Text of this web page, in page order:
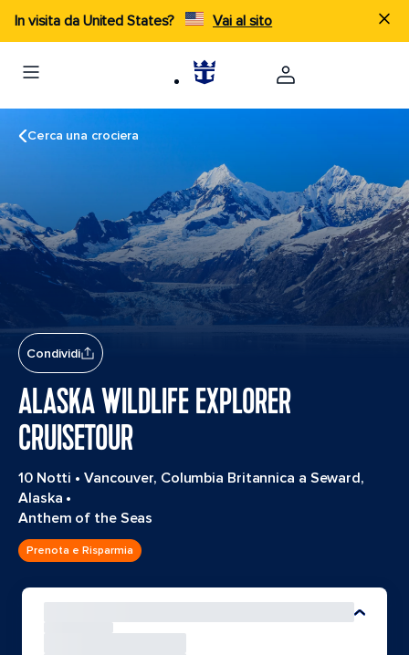
In visita da United States? Vai al sito
Cerca una crociera
Condividi
ALASKA WILDLIFE EXPLORER
CRUISETOUR
10 Notti • Vancouver, Columbia Britannica a Seward,
Alaska •
Anthem of the Seas
Prenota e Risparmia